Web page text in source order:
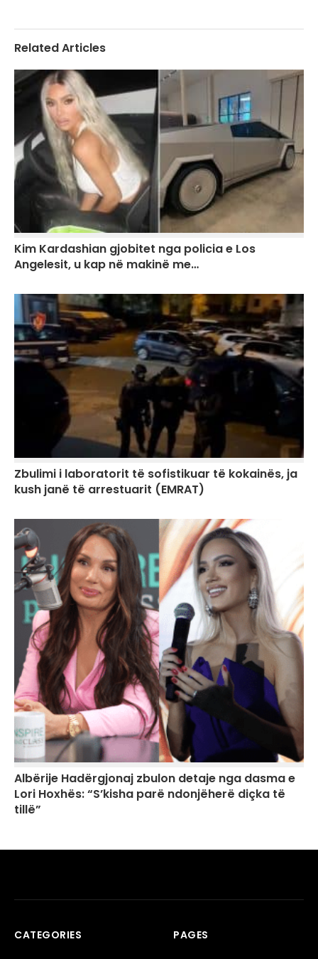
Related Articles
Kim Kardashian gjobitet nga policia e Los
Angelesit, u kap në makinë me…
Zbulimi i laboratorit të sofistikuar të kokainës, ja
kush janë të arrestuarit (EMRAT)
Albërije Hadërgjonaj zbulon detaje nga dasma e
Lori Hoxhës: “S’kisha parë ndonjëherë diçka të
tillë”
CATEGORIES PAGES